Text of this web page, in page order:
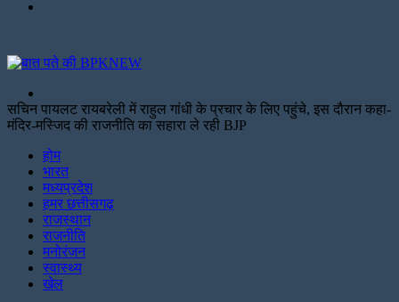
for
सचिन पायलट रायबरेली में राहुल गांधी के प्रचार के लिए पहुंचे, इस दौरान कहा-
मंदिर-मस्जिद की राजनीति का सहारा ले रही BJP
होम
भारत
मध्यप्रदेश
हमर छत्तीसगढ़
राजस्थान
राजनीति
मनोरंजन
स्वास्थ्य
खेल